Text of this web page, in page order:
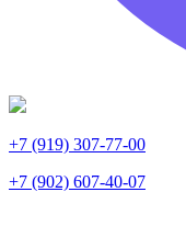
+7 (919) 307-77-00
+7 (902) 607-40-07